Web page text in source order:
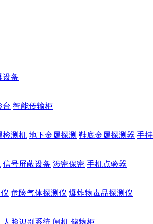
设备
台 智能传输柜
检测机 地下金属探测 鞋底金属探测器 手
信号屏蔽设备 涉密保密 手机点验器
危险气体探测仪 爆炸物毒品探测仪